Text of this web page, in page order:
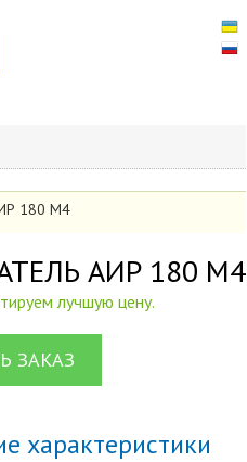
180 М4
АИР 180 М4
лучшую цену.
ЗАКАЗ
характеристики